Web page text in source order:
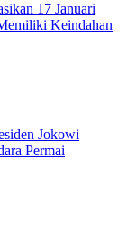
17 Januari
Keindahan
Jokowi
Permai